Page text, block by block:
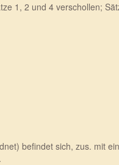
1, 2 und 4 verschollen;
befindet sich, zus. mit